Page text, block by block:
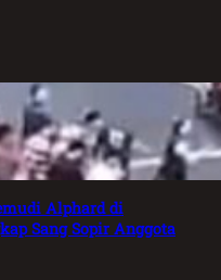
Alphard di
Sang Sopir Anggota